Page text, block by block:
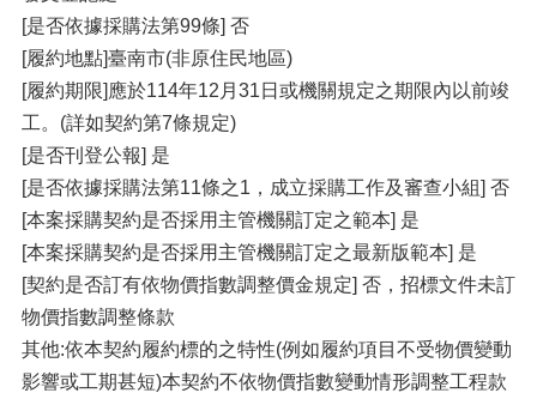
[是否依據採購法第99條] 否
[履約地點]臺南市(非原住民地區)
[履約期限]應於114年12月31日或機關規定之期限內以前竣
工。(詳如契約第7條規定)
[是否刊登公報] 是
[是否依據採購法第11條之1，成立採購工作及審查小組] 否
[本案採購契約是否採用主管機關訂定之範本] 是
[本案採購契約是否採用主管機關訂定之最新版範本] 是
[契約是否訂有依物價指數調整價金規定] 否，招標文件未訂
物價指數調整條款
其他:依本契約履約標的之特性(例如履約項目不受物價變動
影響或工期甚短)本契約不依物價指數變動情形調整工程款